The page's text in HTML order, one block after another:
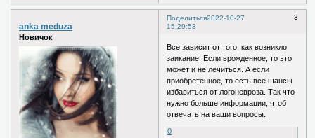
Поделиться 3
2022-10-27
15:29:53
anka meduza
Новичок
Все зависит от того, как возникло
заикание. Если врожденное, то это
может и не лечиться. А если
приобретенное, то есть все шансы
избавиться от логоневроза. Так что
нужно больше информации, чтоб
отвечать на ваши вопросы.
0